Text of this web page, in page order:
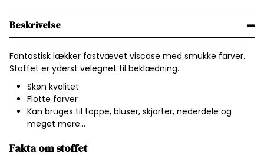
Beskrivelse
Fantastisk lækker fastvævet viscose med smukke farver.
Stoffet er yderst velegnet til beklædning.
Skøn kvalitet
Flotte farver
Kan bruges til toppe, bluser, skjorter, nederdele og
meget mere...
Fakta om stoffet